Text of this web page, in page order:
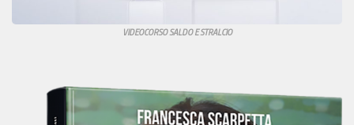
VIDEOCORSO SALDO E STRALCIO